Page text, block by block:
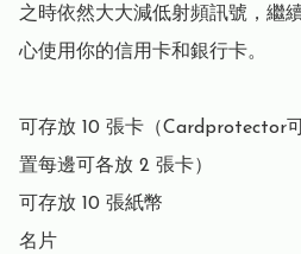
之時依然大大減低射頻訊號，繼
心使用你的信用卡和銀行卡。
可存放 10 張卡（Cardprotector
置每邊可各放 2 張卡）
可存放 10 張紙幣
名片